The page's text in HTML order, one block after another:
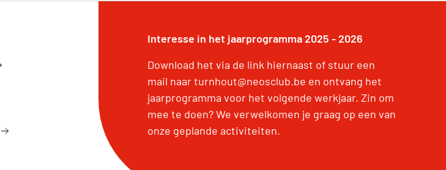
Interesse in het jaarprogramma 2025 - 2026
Download het via de link hiernaast of stuur een
mail naar turnhout@neosclub.be en ontvang het
jaarprogramma voor het volgende werkjaar. Zin om
mee te doen? We verwelkomen je graag op een van
onze geplande activiteiten.